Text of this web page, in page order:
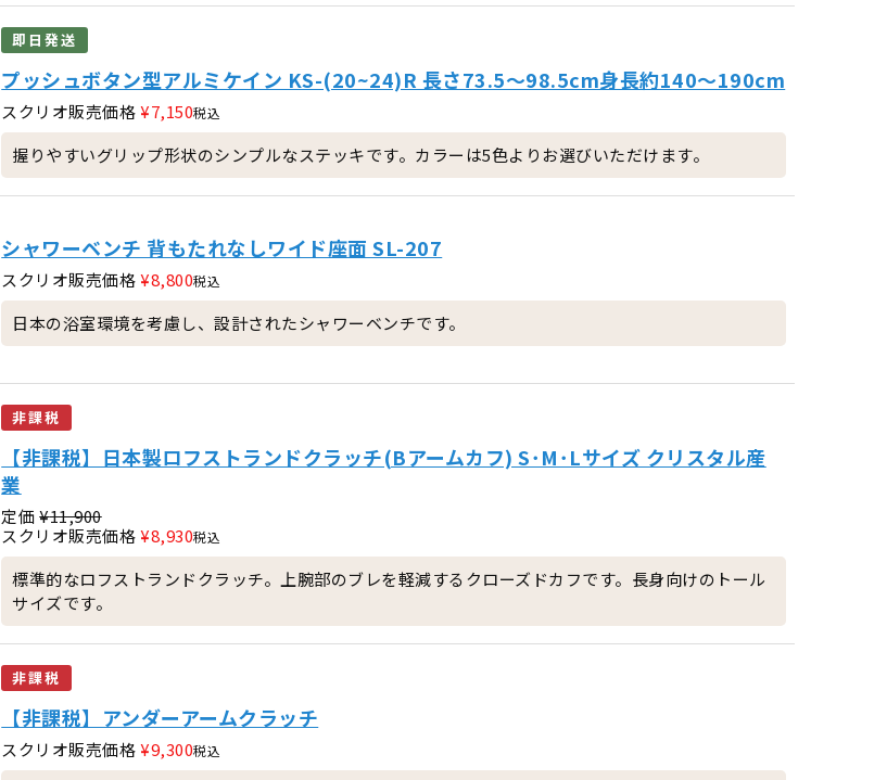
即日発送
プッシュボタン型アルミケイン KS-(20~24)R 長さ73.5～98.5cm身長約140～190cm
スクリオ販売価格 ¥7,150税込
握りやすいグリップ形状のシンプルなステッキです。カラーは5色よりお選びいただけます。
シャワーベンチ 背もたれなしワイド座面 SL-207
スクリオ販売価格 ¥8,800税込
日本の浴室環境を考慮し、設計されたシャワーベンチです。
非課税
【非課税】日本製ロフストランドクラッチ(Bアームカフ) S･M･Lサイズ クリスタル産
業
定価 ¥11,900
スクリオ販売価格 ¥8,930税込
標準的なロフストランドクラッチ。上腕部のブレを軽減するクローズドカフです。長身向けのトール
サイズです。
非課税
【非課税】アンダーアームクラッチ
スクリオ販売価格 ¥9,300税込